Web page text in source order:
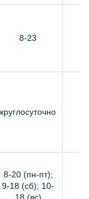
8-23
круглосуточно
8-20 (пн-пт);
9-18 (сб); 10-